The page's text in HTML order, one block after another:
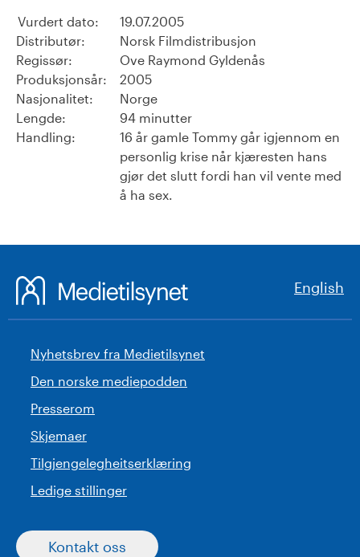
Vurdert dato:
19.07.2005
Distributør:
Norsk Filmdistribusjon
Regissør:
Ove Raymond Gyldenås
Produksjonsår:
2005
Nasjonalitet:
Norge
Lengde:
94 minutter
Handling:
16 år gamle Tommy går igjennom en
personlig krise når kjæresten hans
gjør det slutt fordi han vil vente med
å ha sex.
English
Nyhetsbrev fra Medietilsynet
Den norske mediepodden
Presserom
Skjemaer
Tilgjengelegheitserklæring
Ledige stillinger
Kontakt oss